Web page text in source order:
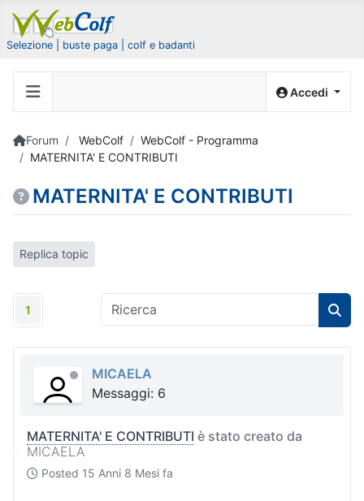
Selezione | buste paga | colf e badanti
Accedi
Forum WebColf
WebColf - Programma
MATERNITA' E CONTRIBUTI
MATERNITA' E CONTRIBUTI
Replica topic
1
MICAELA
Messaggi: 6
MATERNITA' E CONTRIBUTI è stato creato da
MICAELA
Posted 15 Anni 8 Mesi fa